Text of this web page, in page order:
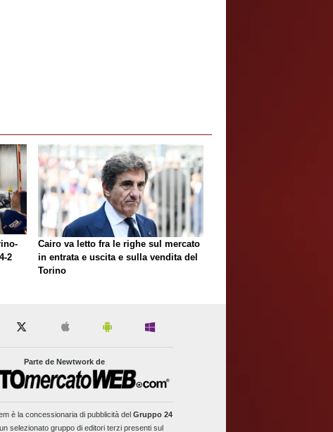
2
Cairo va letto fra le righe sul mercato
in entrata e uscita e sulla vendita del
Torino
Parte de Newtwork de
è la concessionaria di pubblicità del Gruppo 24
selezionato gruppo di editori terzi presenti sul